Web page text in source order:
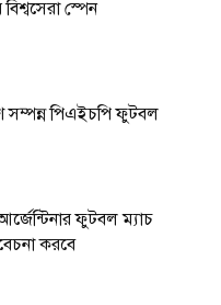
স্পেন
সম্পন্ন পিএইচপি ফুটবল
ফুটবল ম্যাচ
করবে